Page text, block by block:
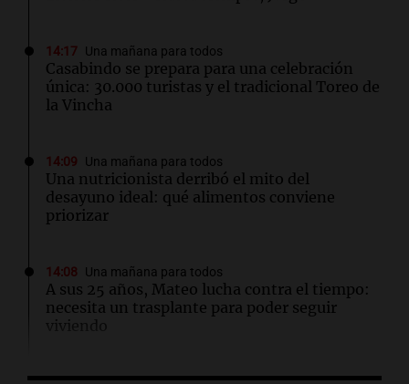
14:17 Una mañana para todos
Casabindo se prepara para una celebración
única: 30.000 turistas y el tradicional Toreo de
la Vincha
14:09 Una mañana para todos
Una nutricionista derribó el mito del
desayuno ideal: qué alimentos conviene
priorizar
14:08 Una mañana para todos
A sus 25 años, Mateo lucha contra el tiempo:
necesita un trasplante para poder seguir